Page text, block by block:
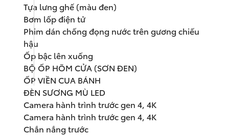
Tựa lưng ghế (màu đen)
Bơm lốp điện tử
Phim dán chống đọng nước trên gương chiếu
hậu
Ốp bậc lên xuống
BỘ ỐP HÕM CỬA (SƠN ĐEN)
ỐP VIỀN CUA BÁNH
ĐÈN SƯƠNG MÙ LED
Camera hành trình trước gen 4, 4K
Camera hành trình trước gen 4, 4K
Chắn nắng trước